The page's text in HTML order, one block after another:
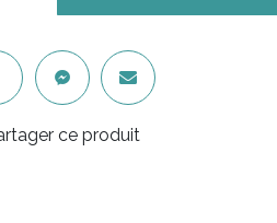
ce produit